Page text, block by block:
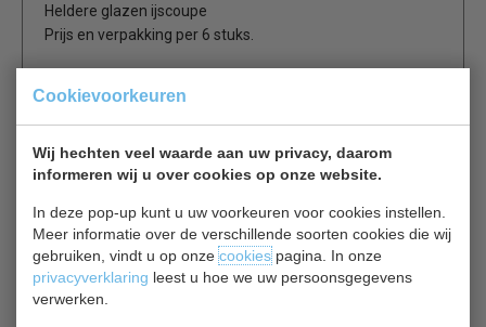
Cookievoorkeuren
Wij hechten veel waarde aan uw privacy, daarom
informeren wij u over cookies op onze website.
In deze pop-up kunt u uw voorkeuren voor cookies instellen.
Meer informatie over de verschillende soorten cookies die wij
gebruiken, vindt u op onzecookiespagina. In onze
privacyverklaring leest u hoe we uw persoonsgegevens
verwerken.
Heldere glazen ijscoupe
Prijs en verpakking per 6 stuks.
Is dit iets voor jou?
Utopia E 020
Dessert glas
€ 120,00 € 113,00
IJsglazen bekijken